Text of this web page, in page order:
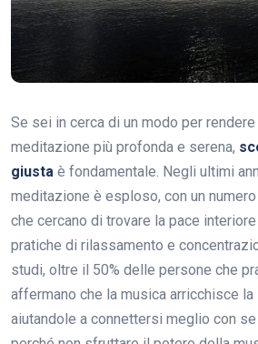
Se sei in cerca di un modo per
meditazione più profonda e serena,
giusta è fondamentale. Negli ultimi
meditazione è esploso, con un
che cercano di trovare la pace
pratiche di rilassamento e
studi, oltre il 50% delle persone che
affermano che la musica arricchisce
aiutandole a connettersi meglio con